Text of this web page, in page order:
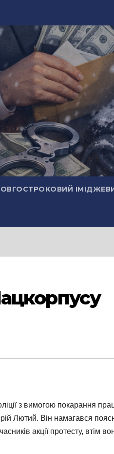
з вимогою покарання
Лютий. Він намагався
акції протесту, втім